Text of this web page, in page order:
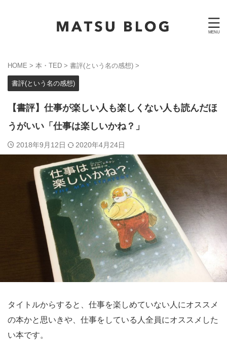
HOME > 本・TED > 書評(という名の感想) >
書評(という名の感想)
【書評】仕事が楽しい人も楽しくない人も読んだほ
うがいい「仕事は楽しいかね？」
2018年9月12日 2020年4月24日
タイトルからすると、仕事を楽しめていない人にオススメ
の本かと思いきや、仕事をしている人全員にオススメした
い本です。